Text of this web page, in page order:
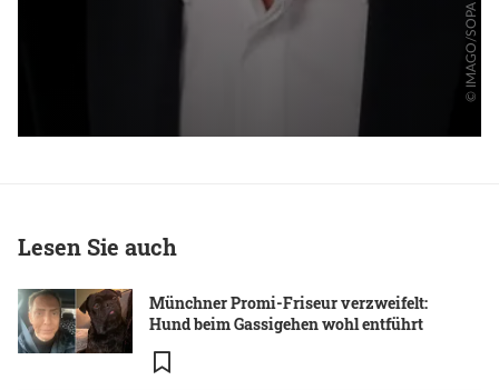
Lesen Sie auch
Münchner Promi-Friseur verzweifelt:
Hund beim Gassigehen wohl entführt